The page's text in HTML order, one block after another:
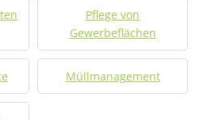
Pflege von
Gewerbeflächen
Müllmanagement